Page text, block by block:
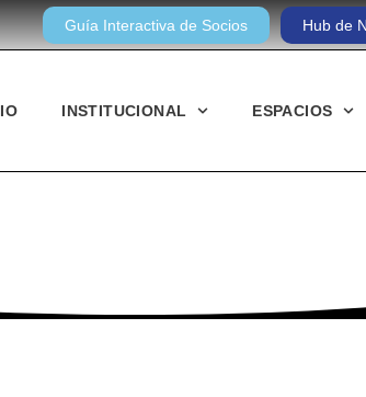
Guía Interactiva de Socios Hub de
INSTITUCIONAL ESPACIOS